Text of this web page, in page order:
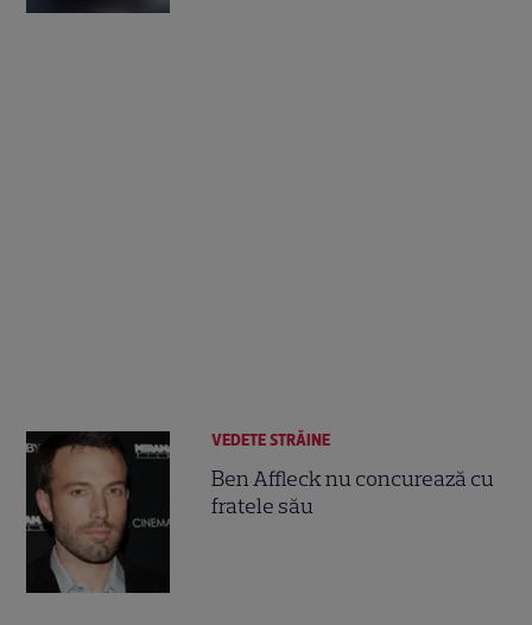
VEDETE STRĂINE
Ben Affleck nu concurează cu
fratele său